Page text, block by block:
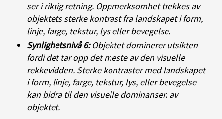
ser i riktig retning. Oppmerksomhet trekkes av
objektets sterke kontrast fra landskapet i form,
linje, farge, tekstur, lys eller bevegelse.
Synlighetsnivå 6:Objektet dominerer utsikten
fordi det tar opp det meste av den visuelle
rekkevidden. Sterke kontraster med landskapet
i form, linje, farge, tekstur, lys, eller bevegelse
kan bidra til den visuelle dominansen av
objektet.